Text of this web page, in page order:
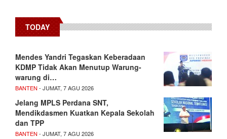
TODAY
Mendes Yandri Tegaskan Keberadaan
KDMP Tidak Akan Menutup Warung-
warung di…
BANTEN - JUMAT, 7 AGU 2026
Jelang MPLS Perdana SNT,
Mendikdasmen Kuatkan Kepala Sekolah
dan TPP
BANTEN - JUMAT, 7 AGU 2026